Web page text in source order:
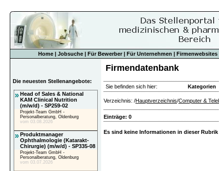
Home| Jobsuche| Für Bewerber| Für Unternehmen | Firmenwebsites
Die neuesten Stellenangebote:
»Head of Sales & National
KAM Clinical Nutrition
(m/w/d) - SP259-02
Projekt-Team GmbH -
Personalberatung, Oldenburg
vom 03.08.2026
»Produktmanager
Ophthalmologie (Katarakt-
Chirurgie) (m/w/d) - SP335-08
Projekt-Team GmbH -
Personalberatung, Oldenburg
vom 03.07.2026
Firmendatenbank
Sie befinden sich hier: Kategorien
Verzeichnis: /Hauptverzeichnis/Computer &
Einträge: 0
Es sind keine Informationen in dieser